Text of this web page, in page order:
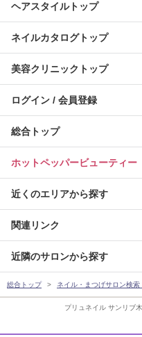
プリュネイル サンリブ
ヘアスタイルトップ
ネイルカタログトップ
美容クリニックトップ
ログイン / 会員登録
総合トップ
ホットペッパービューティ
近くのエリアから探す
関連リンク
近隣のサロンから探す
総合トップ ネイル・まつげサロン検索